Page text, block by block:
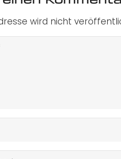
wird nicht